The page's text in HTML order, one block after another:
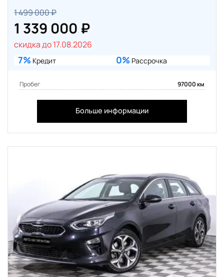
1 499 000 ₽
1 339 000 ₽
скидка до 17.08.2026
7% Кредит 0% Рассрочка
Пробег 97000 км
Больше информации